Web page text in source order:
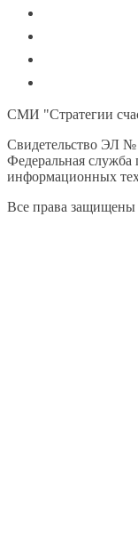
СМИ "Стратегии
Свидетельство ЭЛ
Федеральная служба
информационных
Все права